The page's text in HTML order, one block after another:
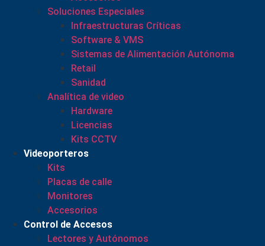
Soluciones Especiales
Infraestructuras Críticas
Software & VMS
Sistemas de Alimentación Autónoma
Retail
Sanidad
Analítica de video
Hardware
Licencias
Kits CCTV
Videoporteros
Kits
Placas de calle
Monitores
Accesorios
Control de Accesos
Lectores y Autónomos